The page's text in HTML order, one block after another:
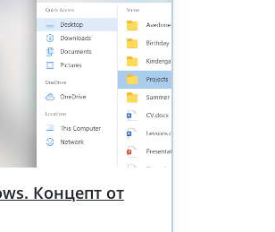
Концепт от